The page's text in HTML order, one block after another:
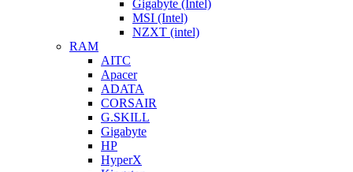
Gigabyte (Intel)
MSI (Intel)
NZXT (intel)
RAM
AITC
Apacer
ADATA
CORSAIR
G.SKILL
Gigabyte
HP
HyperX